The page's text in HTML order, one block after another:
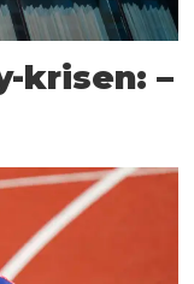
krisen: –